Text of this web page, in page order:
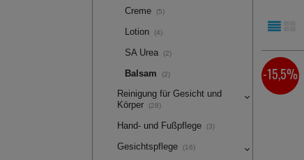
-15,5%
Creme (5)
Lotion (4)
SA Urea (2)
Balsam (2)
Reinigung für Gesicht und
Körper
(28)
Hand- und Fußpflege (3)
Gesichtspflege (16)